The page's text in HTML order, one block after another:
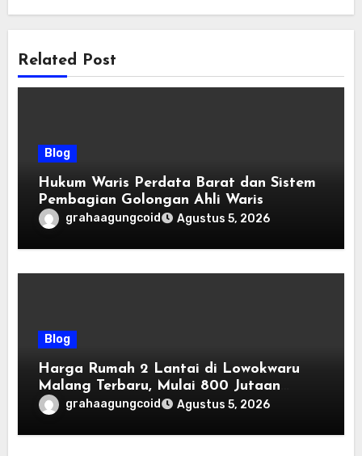
Related Post
Blog
Hukum Waris Perdata Barat dan Sistem
Pembagian Golongan Ahli Waris
grahaagungcoid Agustus 5, 2026
Blog
Harga Rumah 2 Lantai di Lowokwaru
Malang Terbaru, Mulai 800 Jutaan
Tahun 2026
grahaagungcoid Agustus 5, 2026